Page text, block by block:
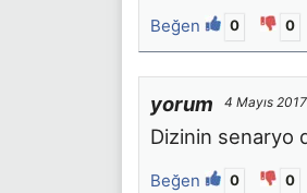
Beğen 0 0
yorum 4 Mayıs
Dizinin senaryo
Beğen 0 0